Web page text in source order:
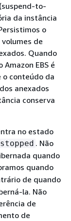
to-
da instância
o
de
Quando
EBS é
o conteúdo da
anexados
conserva
no estado
stopped . Não
quando
quando
de quando
la. Não
de
de